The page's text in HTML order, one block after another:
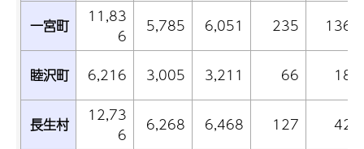
一宮町
11,83
6
5,785 6,051 235 136
睦沢町 6,216 3,005 3,211 66 18
長生村
12,73
6
6,268 6,468 127 42